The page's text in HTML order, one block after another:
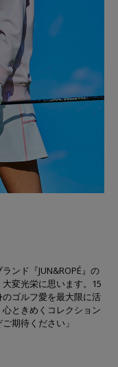
ンド『JUN&ROPÉ』の
変光栄に思います。15
ゴルフ愛を最大限に活
ときめくコレクション
期待ください」